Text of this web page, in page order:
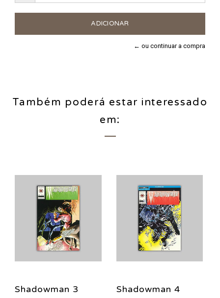
← ou continuar a compra
Também poderá estar interessado
em:
Shadowman 3
Shadowman 4